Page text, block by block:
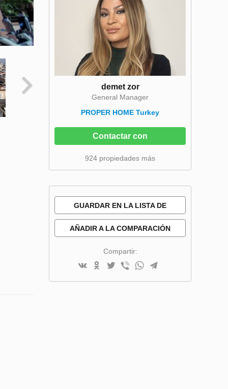
demet zor
General Manager
PROPER HOME Turkey
Contactar con
924 propiedades más
GUARDAR EN LA LISTA DE
AÑADIR A LA COMPARACIÓN
Compartir: